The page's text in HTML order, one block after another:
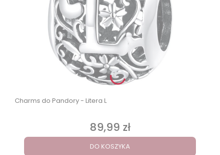
Charms do Pandory - Litera L
Cena
89,99 zł
DO KOSZYKA